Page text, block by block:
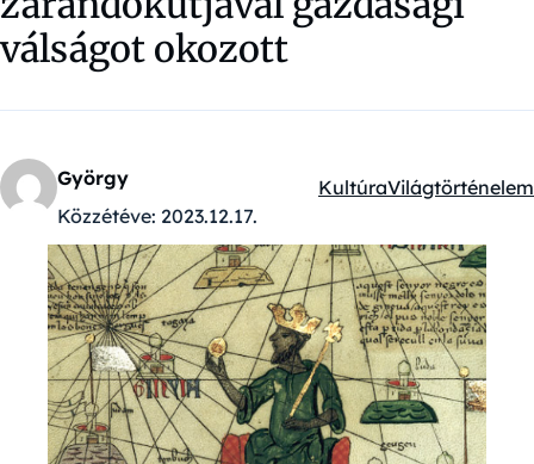
válságot okozott
György
Közzétéve: 2023.12.17.
Kategóriák:
KultúraVilágtörténelem